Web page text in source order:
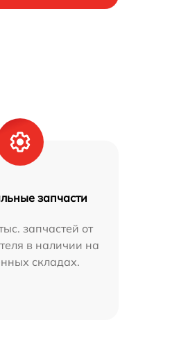
запчасти
запчастей от
в наличии на
складах.